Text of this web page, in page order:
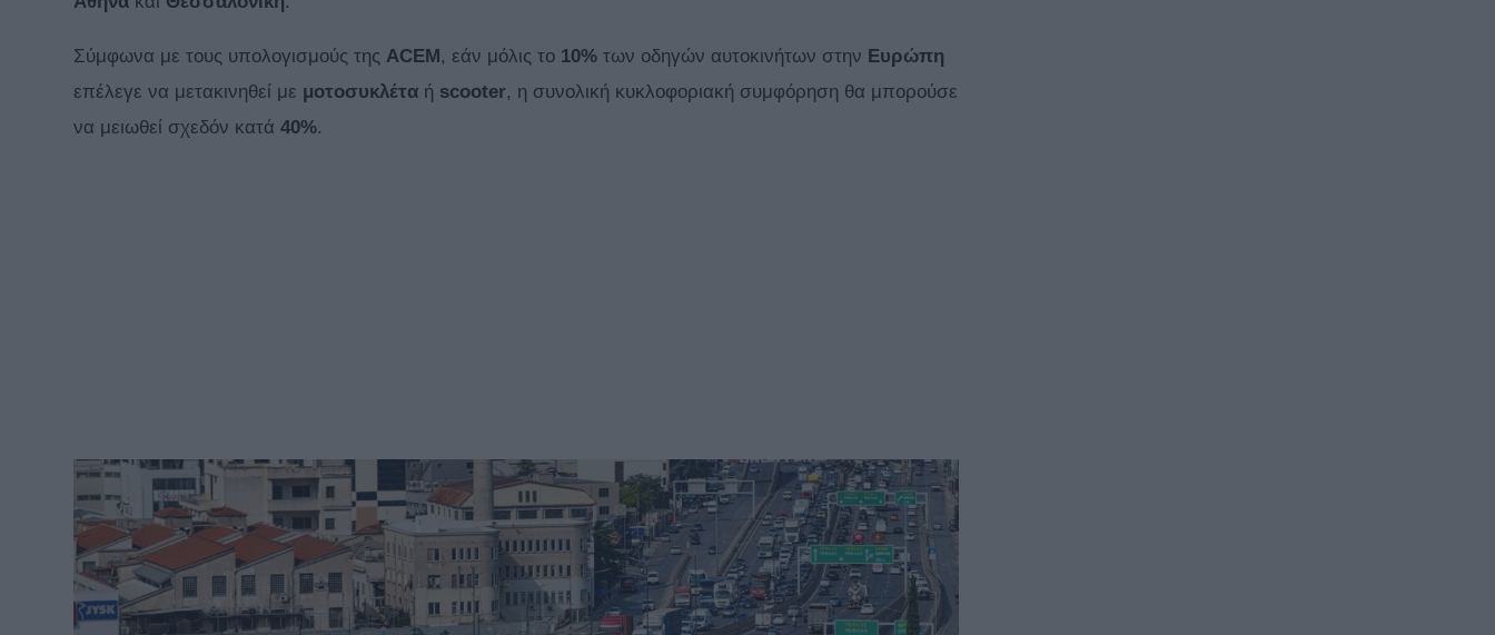
Σύμφωνα με τους υπολογισμούς της ACEM , εάν μόλις το 10% των οδηγών αυτοκινήτων στην Ευρώπη
επέλεγε να μετακινηθεί με μοτοσυκλέτα ή scooter, η συνολική κυκλοφοριακή συμφόρηση θα μπορούσε
να μειωθεί σχεδόν κατά 40%.